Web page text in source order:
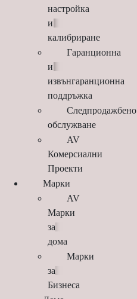
настройка
и
калибриране
Гаранционна
и
извънгаранционна
поддръжка
Следпродажбено
обслужване
AV
Комерсиални
Проекти
Марки
AV
Марки
за
дома
Марки
за
Бизнеса